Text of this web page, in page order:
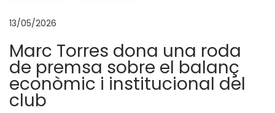
A
t
o
n
i
13/05/2026
Marc Torres dona una roda
de premsa sobre el balanç
econòmic i institucional del
club